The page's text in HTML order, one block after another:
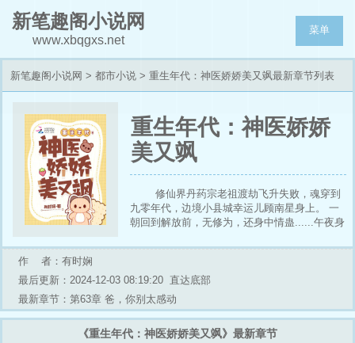
新笔趣阁小说网
www.xbqgxs.net
菜单
新笔趣阁小说网 > 都市小说 > 重生年代：神医娇娇美又飒最新章节列表
重生年代：神医娇娇
美又飒
修仙界丹药宗老祖渡劫飞升失败，魂穿到
九零年代，边境小县城幸运儿顾南星身上。 一
朝回到解放前，无修为，还身中情蛊......午夜身
何时受过这等憋屈？ 修炼起来干他丫的！农家
谷杂粮，谁还没个大病小病？ 来来来......灵药
阁一天只放十个号，不是疑难杂症不治！青山村
方圆十里的群众：“不得了，老顾家出了个神
医。”港岛太子爷：“那是我师傅！”帝都御医世
家：“那是我前辈！”帝都豪门掌权人：“媳妇儿要
作 者：有时娴
最后更新：2024-12-03 08:19:20 直达底部
最新章节：第63章 爸，你别太感动
《重生年代：神医娇娇美又飒》最新章节